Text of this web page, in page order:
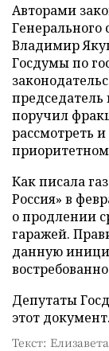
Авторами
Генерального
Владимир
Госдумы по
поручил
рассмотреть
Как писала
Россия» в
о продлении
гаражей.
данную
Депутаты
этот документ.
Текст: